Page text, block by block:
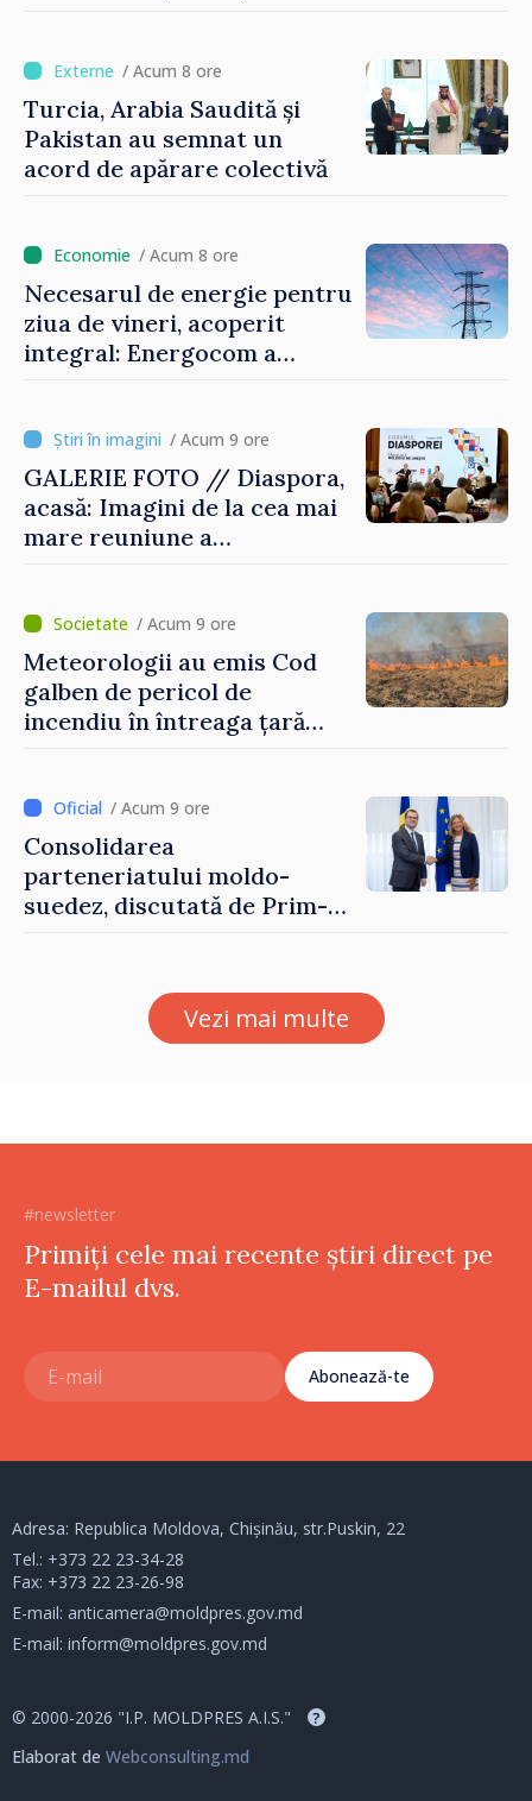
/ Acum 8 ore
Turcia, Arabia Saudită și
Pakistan au semnat un
acord de apărare colectivă
/ Acum 8 ore
Necesarul de energie pentru
ziua de vineri, acoperit
integral: Energocom a
/ Acum 9 ore
GALERIE FOTO // Diaspora,
acasă: Imagini de la cea mai
mare reuniune a
/ Acum 9 ore
Meteorologii au emis Cod
galben de pericol de
incendiu în întreaga țară
/ Acum 9 ore
Consolidarea
parteneriatului moldo-
suedez, discutată de Prim-
Petra Lärke
Vezi mai multe
#newsletter
Primiți cele mai recente știri direct pe
E-mailul dvs.
Abonează-te
Adresa: Republica Moldova, Chișinău, str.Puskin, 22
Tel.: +373 22 23-34-28
Fax: +373 22 23-26-98
E-mail: anticamera@moldpres.gov.md
E-mail: inform@moldpres.gov.md
© 2000-2026 "I.P. MOLDPRES A.I.S." ?
Elaborat de Webconsulting.md